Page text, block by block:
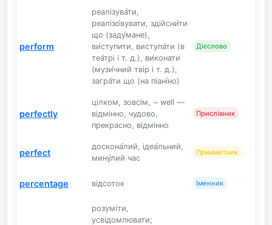
perform
реалізува́ти,
реалізо́вувати, здійсни́ти
що (заду́мане),
ви́ступити, виступа́ти (в
теа́трі і т. д.), ви́конати
(музи́чний твір і т. д.),
загра́ти що (на піані́но)
Дієслово
perfectly
цілком, зовсім, ~ well —
відмінно, чудово,
прекрасно, відмінно
Прислівник
perfect
доскона́лий, ідеа́льний,
мину́лий час
Прикметник
percentage відсоток Іменник
розуміти,
усвідомлювати;